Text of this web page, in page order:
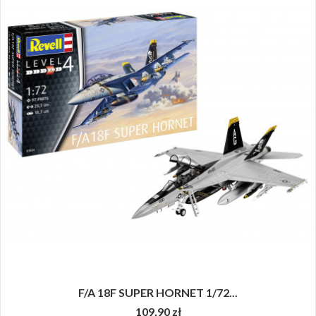
F/A 18F SUPER HORNET 1/72...
109,90 zł